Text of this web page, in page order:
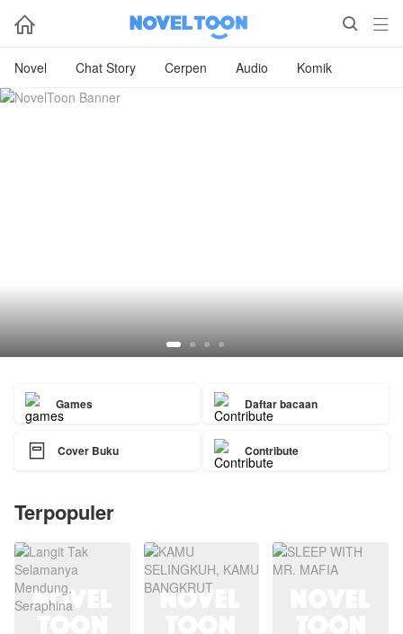
  
Novel Chat Story Cerpen Audio Komik
Games Daftar bacaan
 Cover Buku Contribute
Terpopuler